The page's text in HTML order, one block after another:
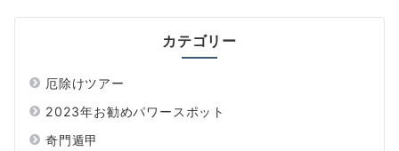
カテゴリー
厄除けツアー
2023年お勧めパワースポット
奇門遁甲